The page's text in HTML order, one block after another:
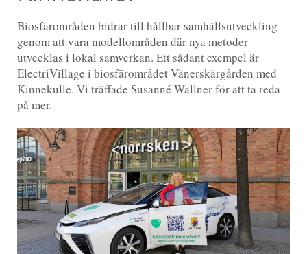
Biosfärområden bidrar till hållbar samhällsutveckling
genom att vara modellområden där nya metoder
utvecklas i lokal samverkan. Ett sådant exempel är
ElectriVillage i biosfärområdet Vänerskärgården med
Kinnekulle. Vi träffade Susanné Wallner för att ta reda
på mer.